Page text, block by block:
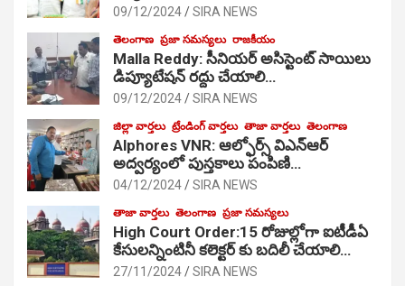
09/12/2024 SIRA NEWS
తెలంగాణ ప్రజా సమస్యలు రాజకీయం
Malla Reddy: సీనియర్ అసిస్టెంట్ సాయిలు
డిప్యూటేషన్ రద్దు చేయాలి…
09/12/2024 SIRA NEWS
జిల్లా వార్తలు ట్రేండింగ్ వార్తలు తాజా వార్తలు తెలంగాణ
Alphores VNR: ఆల్ఫోర్స్ విఎన్ఆర్
అద్వర్యంలో పుస్తకాలు పంపిణి…
04/12/2024 SIRA NEWS
తాజా వార్తలు తెలంగాణ ప్రజా సమస్యలు
High Court Order:15 రోజుల్లోగా ఐటీడీఏ
కేసులన్నింటినీ కలెక్టర్ కు బదిలీ చేయాలి…
27/11/2024 SIRA NEWS